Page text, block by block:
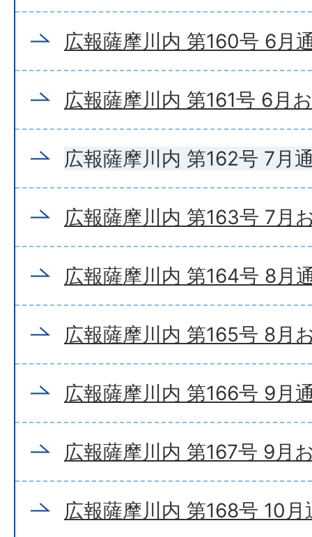
広報薩摩川内 第160号 6月
広報薩摩川内 第161号 6月
広報薩摩川内 第162号 7月
広報薩摩川内 第163号 7月
広報薩摩川内 第164号 8月
広報薩摩川内 第165号 8月
広報薩摩川内 第166号 9月
広報薩摩川内 第167号 9月
広報薩摩川内 第168号 10月